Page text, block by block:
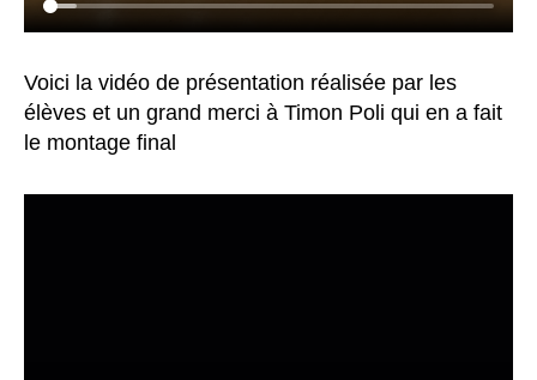
Voici la vidéo de présentation réalisée par les
élèves et un grand merci à Timon Poli qui en a fait
le montage final